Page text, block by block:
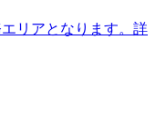
リアとなります。詳